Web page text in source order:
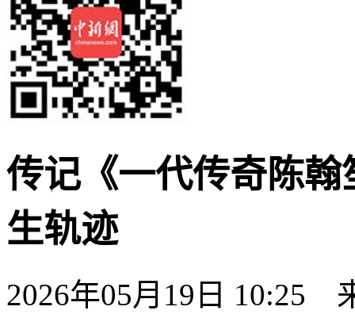
传记《一代传奇陈
生轨迹
2026年05月19日 10:25